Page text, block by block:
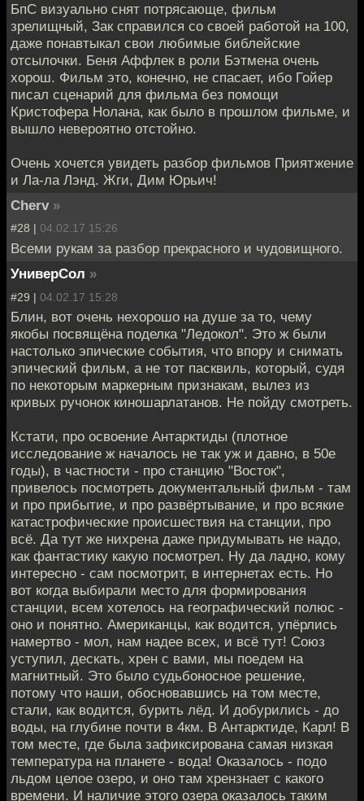
БпС визуально снят потрясающе, фильм
зрелищный, Зак справился со своей работой на 100,
даже понавтыкал свои любимые библейские
отсылочки. Беня Аффлек в роли Бэтмена очень
хорош. Фильм это, конечно, не спасает, ибо Гойер
писал сценарий для фильма без помощи
Кристофера Нолана, как было в прошлом фильме, и
вышло невероятно отстойно.
Очень хочется увидеть разбор фильмов Приятжение
и Ла-ла Лэнд. Жги, Дим Юрьич!
Cherv »
#28 | 04.02.17 15:26
Всеми рукам за разбор прекрасного и чудовищного.
УниверСол »
#29 | 04.02.17 15:28
Блин, вот очень нехорошо на душе за то, чему
якобы посвящёна поделка "Ледокол". Это ж были
настолько эпические события, что впору и снимать
эпический фильм, а не тот пасквиль, который, судя
по некоторым маркерным признакам, вылез из
кривых ручонок киношарлатанов. Не пойду смотреть.
Кстати, про освоение Антарктиды (плотное
исследование ж началось не так уж и давно, в 50е
годы), в частности - про станцию "Восток",
привелось посмотреть документальный фильм - там
и про прибытие, и про развёртывание, и про всякие
катастрофические происшествия на станции, про
всё. Да тут же нихрена даже придумывать не надо,
как фантастику какую посмотрел. Ну да ладно, кому
интересно - сам посмотрит, в интернетах есть. Но
вот когда выбирали место для формирования
станции, всем хотелось на географический полюс -
оно и понятно. Американцы, как водится, упёрлись
намертво - мол, нам надее всех, и всё тут! Союз
уступил, дескать, хрен с вами, мы поедем на
магнитный. Это было судьбоносное решение,
потому что наши, обосновавшись на том месте,
стали, как водится, бурить лёд. И добурились - до
воды, на глубине почти в 4км. В Антарктиде, Карл! В
том месте, где была зафиксирована самая низкая
температура на планете - вода! Оказалось - подо
льдом целое озеро, и оно там хрензнает с какого
времени. И наличие этого озера оказалось таким